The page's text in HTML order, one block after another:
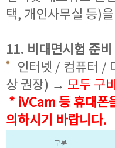
택, 개인사무실 등)
11. 비대면시험 준
인터넷 / 컴퓨터 /
상 권장) → 모두 구
* iVCam 등 휴대폰
의하시기 바랍니다.
구분